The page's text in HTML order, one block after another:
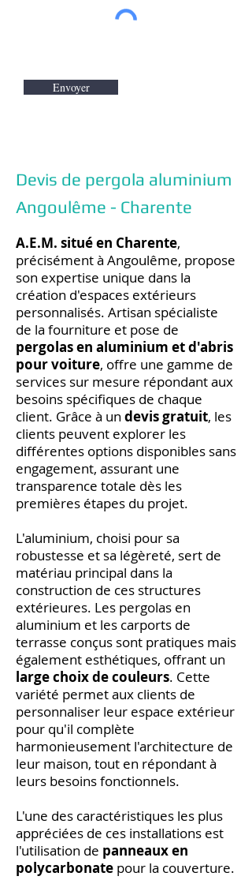
Envoyer
Devis de pergola aluminium
Angoulême - Charente
A.E.M. situé en Charente,
précisément à Angoulême, propose
son expertise unique dans la
création d'espaces extérieurs
personnalisés. Artisan spécialiste
de la fourniture et pose de
pergolas en aluminium et d'abris
pour voiture, offre une gamme de
services sur mesure répondant aux
besoins spécifiques de chaque
client. Grâce à un devis gratuit, les
clients peuvent explorer les
différentes options disponibles sans
engagement, assurant une
transparence totale dès les
premières étapes du projet.
L'aluminium, choisi pour sa
robustesse et sa légèreté, sert de
matériau principal dans la
construction de ces structures
extérieures. Les pergolas en
aluminium et les carports de
terrasse conçus sont pratiques mais
également esthétiques, offrant un
large choix de couleurs. Cette
variété permet aux clients de
personnaliser leur espace extérieur
pour qu'il complète
harmonieusement l'architecture de
leur maison, tout en répondant à
leurs besoins fonctionnels.
L'une des caractéristiques les plus
appréciées de ces installations est
l'utilisation de panneaux en
polycarbonate pour la couverture.